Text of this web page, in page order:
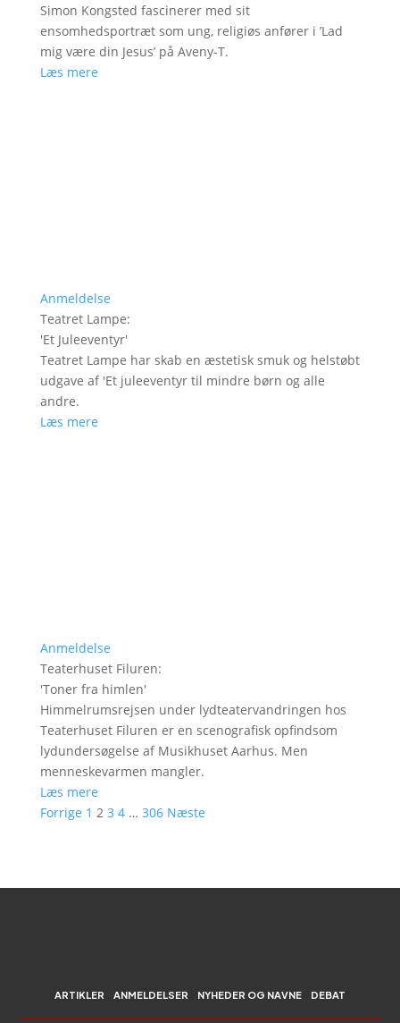
Simon Kongsted fascinerer med sit
ensomhedsportræt som ung, religiøs anfører i ’Lad
mig være din Jesus’ på Aveny-T.
Læs mere
Anmeldelse
Teatret Lampe:
'Et Juleeventyr'
Teatret Lampe har skab en æstetisk smuk og helstøbt
udgave af 'Et juleeventyr til mindre børn og alle
andre.
Læs mere
Anmeldelse
Teaterhuset Filuren:
'Toner fra himlen'
Himmelrumsrejsen under lydteatervandringen hos
Teaterhuset Filuren er en scenografisk opfindsom
lydundersøgelse af Musikhuset Aarhus. Men
menneskevarmen mangler.
Læs mere
Forrige 1 2 3 4 … 306 Næste
ARTIKLER ANMELDELSER NYHEDER OG NAVNE DEBAT